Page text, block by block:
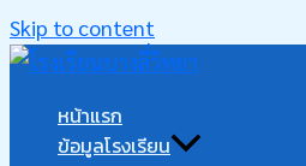
Skip to content
หน้าแรก
ข้อมูลโรงเรียน